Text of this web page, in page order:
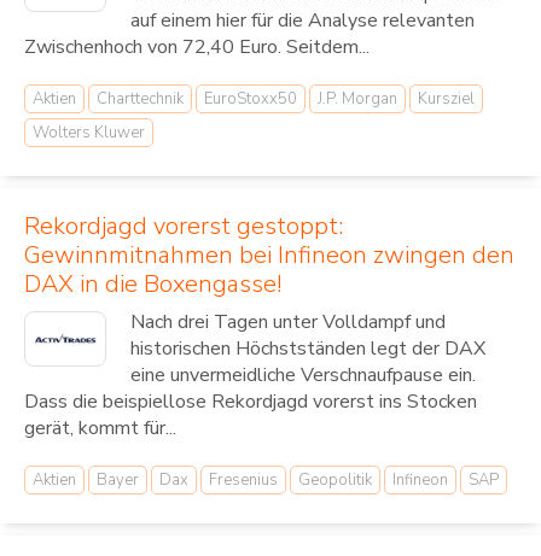
auf einem hier für die Analyse relevanten
Zwischenhoch von 72,40 Euro. Seitdem...
Aktien Charttechnik EuroStoxx50 J.P. Morgan
Kursziel
Wolters Kluwer
Rekordjagd vorerst gestoppt:
Gewinnmitnahmen bei Infineon zwingen den
DAX in die Boxengasse!
Nach drei Tagen unter Volldampf und
historischen Höchstständen legt der DAX
eine unvermeidliche Verschnaufpause ein.
Dass die beispiellose Rekordjagd vorerst ins Stocken
gerät, kommt für...
Aktien Bayer Dax Fresenius Geopolitik Infineon SAP